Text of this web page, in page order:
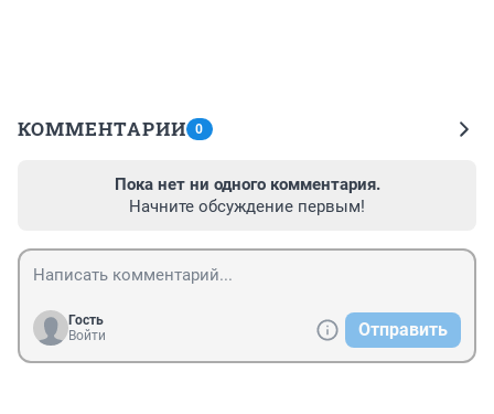
КОММЕНТАРИИ 0
Пока нет ни одного комментария.
Начните обсуждение первым!
Гость
Войти
Отправить